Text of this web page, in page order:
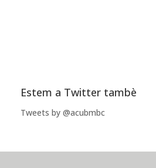
Estem a Twitter tambè
Tweets by @acubmbc